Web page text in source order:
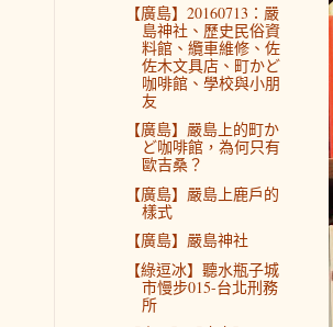
【廣島】20160713：嚴
島神社、歷史民俗資
料館、纜車維修、佐
佐木文具店、町かど
咖啡館、學校與小朋
友
【廣島】嚴島上的町か
ど咖啡館，為何只有
歐吉桑？
【廣島】嚴島上鹿戶的
樣式
【廣島】嚴島神社
【綠逗冰】聽水瓶子城
市慢步015-台北刑務
所